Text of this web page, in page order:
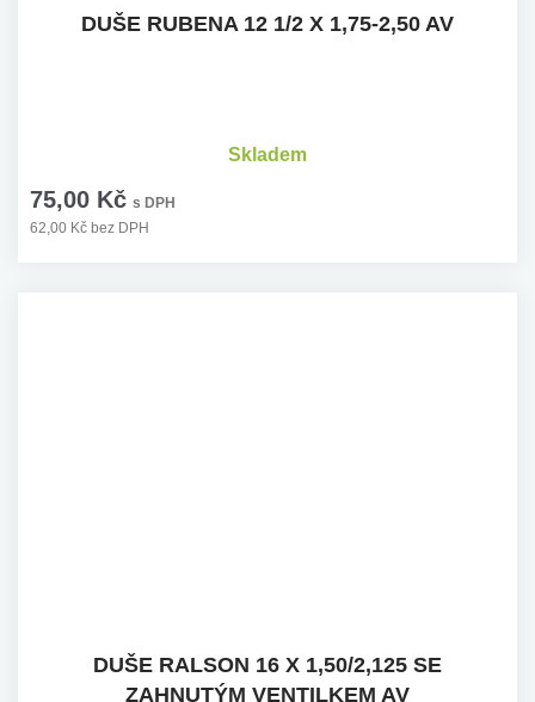
DUŠE RUBENA 12 1/2 X 1,75-2,50 AV
75,00 Kč s DPH
62,00 Kč bez DPH
Skladem
DUŠE RALSON 16 X 1,50/2,125 SE
ZAHNUTÝM VENTILKEM AV